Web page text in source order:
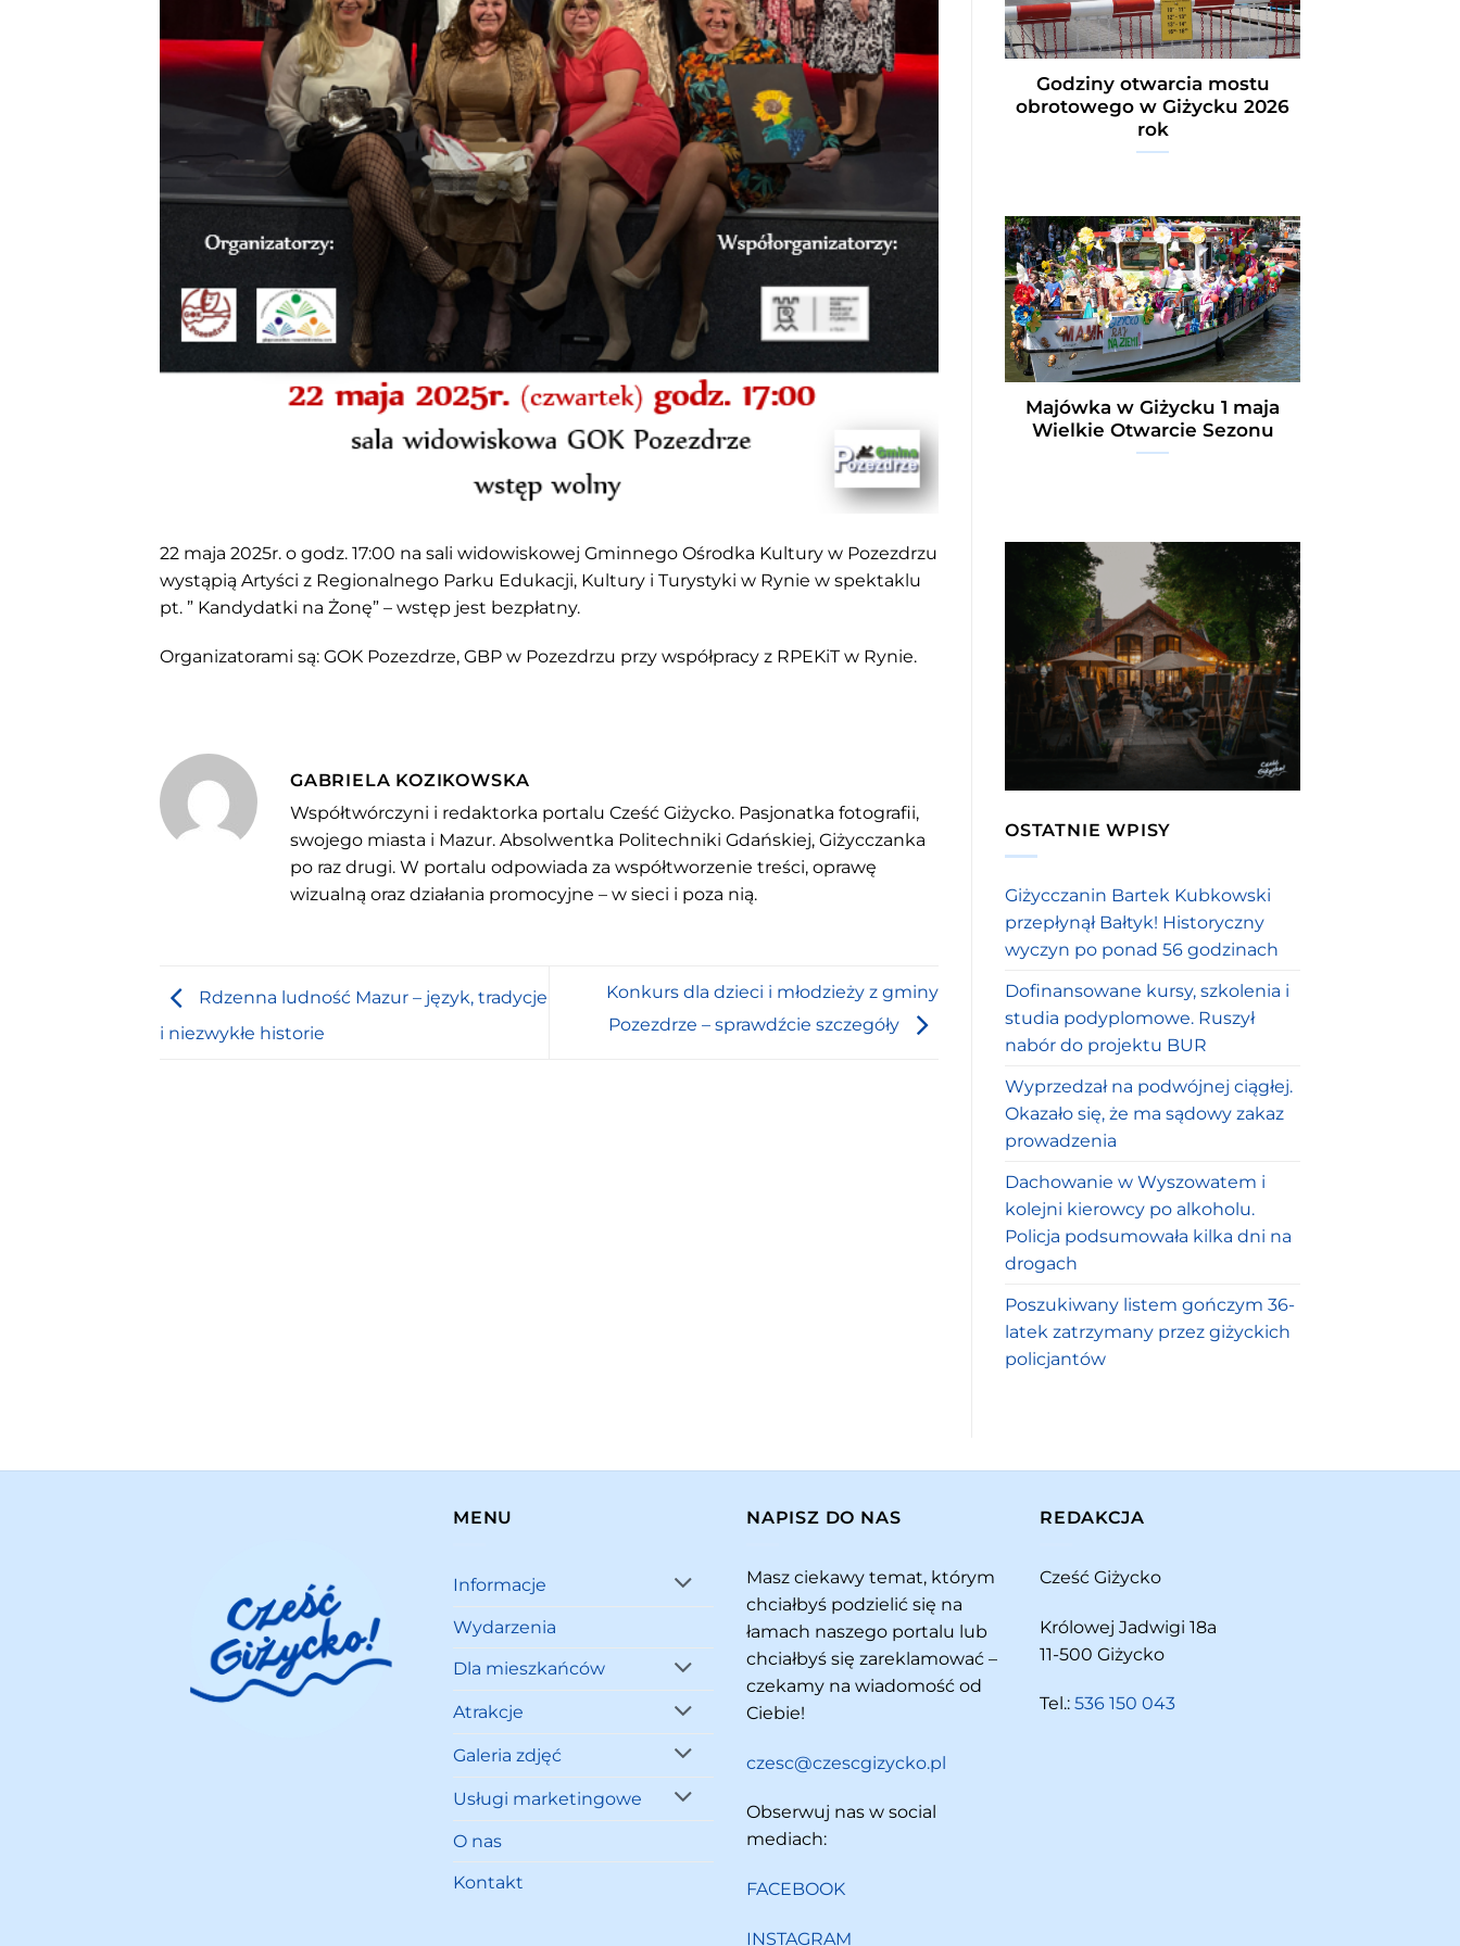
22 maja 2025r. o godz. 17:00 na sali widowiskowej Gminnego Ośrodka Kultury w Pozezdrzu
wystąpią Artyści z Regionalnego Parku Edukacji, Kultury i Turystyki w Rynie w spektaklu
pt. ” Kandydatki na Żonę” – wstęp jest bezpłatny.
Organizatorami są: GOK Pozezdrze, GBP w Pozezdrzu przy współpracy z RPEKiT w Rynie.
GABRIELA KOZIKOWSKA
Współtwórczyni i redaktorka portalu Cześć Giżycko. Pasjonatka fotografii,
swojego miasta i Mazur. Absolwentka Politechniki Gdańskiej, Giżycczanka
po raz drugi. W portalu odpowiada za współtworzenie treści, oprawę
wizualną oraz działania promocyjne – w sieci i poza nią.
Rdzenna ludność Mazur – język, tradycje
i niezwykłe historie
Konkurs dla dzieci i młodzieży z gminy
Pozezdrze – sprawdźcie szczegóły
Godziny otwarcia mostu
obrotowego w Giżycku 2026
rok
Majówka w Giżycku 1 maja
Wielkie Otwarcie Sezonu
OSTATNIE WPISY
Giżycczanin Bartek Kubkowski
przepłynął Bałtyk! Historyczny
wyczyn po ponad 56 godzinach
Dofinansowane kursy, szkolenia i
studia podyplomowe. Ruszył
nabór do projektu BUR
Wyprzedzał na podwójnej ciągłej.
Okazało się, że ma sądowy zakaz
prowadzenia
Dachowanie w Wyszowatem i
kolejni kierowcy po alkoholu.
Policja podsumowała kilka dni na
drogach
Poszukiwany listem gończym 36-
latek zatrzymany przez giżyckich
policjantów
MENU
Informacje
Wydarzenia
Dla mieszkańców
Atrakcje
Galeria zdjęć
Usługi marketingowe
O nas
Kontakt
NAPISZ DO NAS
Masz ciekawy temat, którym
chciałbyś podzielić się na
łamach naszego portalu lub
chciałbyś się zareklamować –
czekamy na wiadomość od
Ciebie!
czesc@czescgizycko.pl
Obserwuj nas w social
mediach:
FACEBOOK
INSTAGRAM
REDAKCJA
Cześć Giżycko
Królowej Jadwigi 18a
11-500 Giżycko
Tel.: 536 150 043